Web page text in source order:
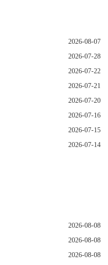
2026-08-07
2026-07-28
2026-07-22
2026-07-21
2026-07-20
2026-07-16
2026-07-15
2026-07-14
2026-08-08
2026-08-08
2026-08-08